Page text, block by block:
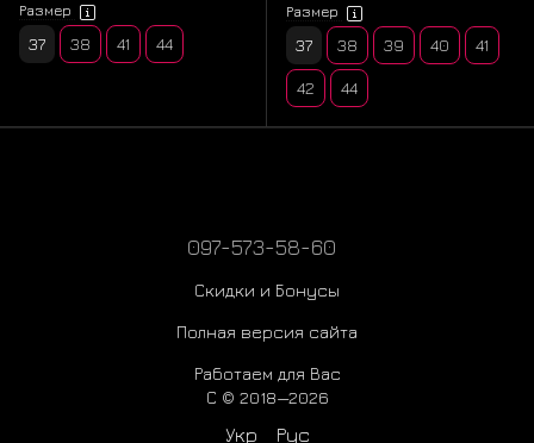
Размер
37 38 41 44
Размер
37 38 39 40 41
42 44
097-573-58-60
Скидки и Бонусы
Полная версия сайта
Работаем для Вас
С © 2018—2026
Укр Рус